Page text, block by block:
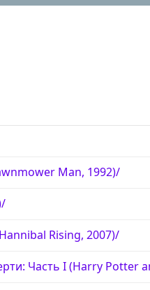
Man, 1992)/
Rising, 2007)/
Часть I (Harry Potter